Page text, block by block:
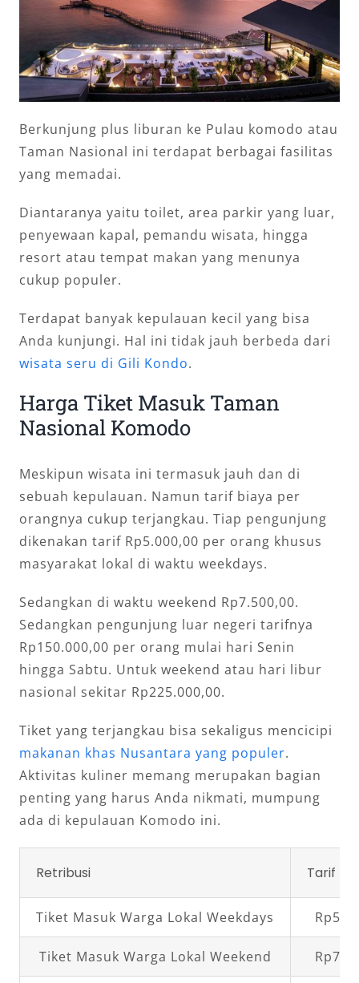
Berkunjung plus liburan ke Pulau komodo atau
Taman Nasional ini terdapat berbagai fasilitas
yang memadai.
Diantaranya yaitu toilet, area parkir yang luar,
penyewaan kapal, pemandu wisata, hingga
resort atau tempat makan yang menunya
cukup populer.
Terdapat banyak kepulauan kecil yang bisa
Anda kunjungi. Hal ini tidak jauh berbeda dari
wisata seru di Gili Kondo.
Harga Tiket Masuk Taman
Nasional Komodo
Meskipun wisata ini termasuk jauh dan di
sebuah kepulauan. Namun tarif biaya per
orangnya cukup terjangkau. Tiap pengunjung
dikenakan tarif Rp5.000,00 per orang khusus
masyarakat lokal di waktu weekdays.
Sedangkan di waktu weekend Rp7.500,00.
Sedangkan pengunjung luar negeri tarifnya
Rp150.000,00 per orang mulai hari Senin
hingga Sabtu. Untuk weekend atau hari libur
nasional sekitar Rp225.000,00.
Tiket yang terjangkau bisa sekaligus mencicipi
makanan khas Nusantara yang populer.
Aktivitas kuliner memang merupakan bagian
penting yang harus Anda nikmati, mumpung
ada di kepulauan Komodo ini.
Retribusi Tarif
Tiket Masuk Warga Lokal Weekdays
Tiket Masuk Warga Lokal Weekend